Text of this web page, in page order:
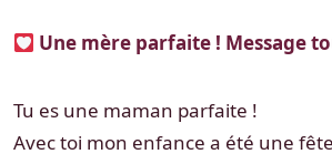
Une mère parfaite ! Message
Tu es une maman parfaite !
Avec toi mon enfance a été une